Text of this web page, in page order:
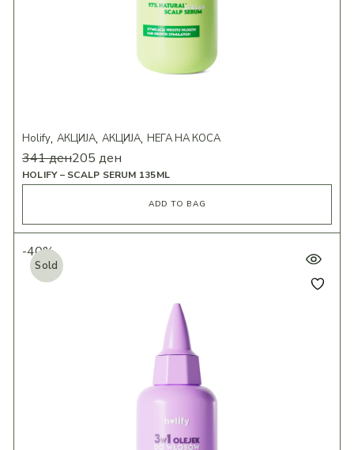
HOLIFY – SCALP SERUM 135ML
Holify АКЦИЈА АКЦИЈА НЕГА НА КОСА
341ден205 ден
ADD TO BAG
-40%
Sold